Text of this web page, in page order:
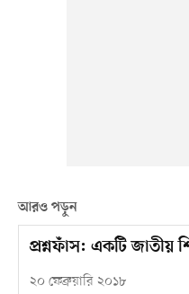
আরও পড়ুন
প্রশ্নফাঁস: একটি জাতীয়
২০ ফেব্রুয়ারি ২০১৮